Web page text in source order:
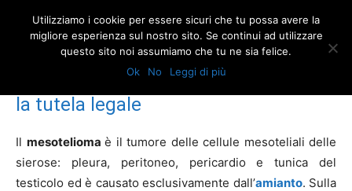
Il mesotelioma: l’assistenza medica e la tutela legale
Il mesotelioma: l’assistenza medica e
la tutela legale
Il mesotelioma è il tumore delle cellule mesoteliali delle
sierose: pleura, peritoneo, pericardio e tunica del
testicolo ed è causato esclusivamente dall’amianto. Sulla
Utilizziamo i cookie per essere sicuri che tu possa avere la
migliore esperienza sul nostro sito. Se continui ad utilizzare
questo sito noi assumiamo che tu ne sia felice.
Ok
No Leggi di più